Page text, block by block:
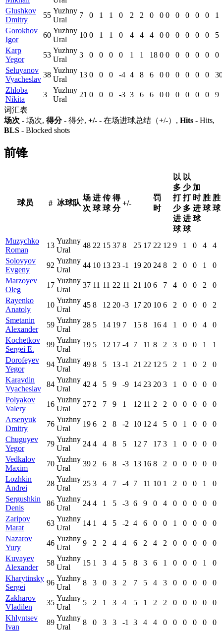
Glushkov
Dmitry
55
Yuzhny
Ural
7 0 1 1 0 2 2 0 0 0 0 0 0 0
1
Gorokhov
Igor
60
Yuzhny
Ural
10 0 1 1 0 4 4 4 0 0 0 0 0 0
5
Karp
Yegor
53
Yuzhny
Ural
3 0 0 0 0 1 1 18 0 0 0 0 0 0
0
Seluyanov
Vyacheslav
38
Yuzhny
Ural
13 0 0 0 -4 4 8 6 0 0 0 0 0 0
Zhloba
Nikita
3
Yuzhny
Ural
21 0 0 0 -3 3 6 6 0 0 0 0 0 0
9
词汇表
场次 - 场次, 得分- 得分, +/- - 在场进球总结（+/-）, Hits - Hits,
BLS - Blocked shots
前锋
球员 # 冰球队
场
次
进
球
传
球
得
分
+/-
罚
时
以
多
打
少
进
球
以
少
打
多
进
球
加
时
进
球
胜
球
胜
球
Muzychko
Roman
13
Yuzhny
Ural
48 22 15 37 8 25 17 22 12 9 1 0 4
4
Solovyov
Evgeny
92
Yuzhny
Ural
44 10 13 23 -1 19 20 24 8 2 0 0 1
0
Marzoyev
Oleg
17
Yuzhny
Ural
37 11 11 22 11 21 10 6 7 4 0 0 2
0
Rayenko
Anatoly
10
Yuzhny
Ural
45 8 12 20 -3 17 20 10 6 2 0 0 0
2
Smetanin
Alexander
59
Yuzhny
Ural
28 5 14 19 7 15 8 16 4 1 0 0 4
0
Kochetkov
Sergei E.
99
Yuzhny
Ural
19 5 12 17 -4 7 11 8 2 3 0 0 1
1
Dorofeyev
Yegor
94
Yuzhny
Ural
49 8 5 13 -1 21 22 12 5 2 1 0 2
0
Karavdin
Vyacheslav
84
Yuzhny
Ural
42 4 5 9 -9 14 23 20 3 1 0 0 0
0
Polyakov
Valery
16
Yuzhny
Ural
27 2 7 9 1 12 11 2 2 0 0 0 0
0
Arsenyuk
Dmitry
76
Yuzhny
Ural
19 6 2 8 -2 10 12 4 5 0 1 0 0
0
Chuguyev
Yegor
79
Yuzhny
Ural
24 4 4 8 5 12 7 17 3 1 0 0 0
0
Vedkalov
Maxim
70
Yuzhny
Ural
39 2 6 8 -3 13 16 8 2 0 0 0 0
0
Lozhkin
Andrei
28
Yuzhny
Ural
25 3 4 7 -4 7 11 10 1 2 0 0 1
0
Sergushkin
Denis
86
Yuzhny
Ural
24 4 1 5 -3 6 9 0 4 0 0 0 0
0
Zaripov
Marat
63
Yuzhny
Ural
14 1 4 5 -2 4 6 0 0 1 0 0 0
0
Nazarov
Yury
46
Yuzhny
Ural
9 2 2 4 4 6 2 4 2 0 0 0 0
0
Kuvayev
Alexander
58
Yuzhny
Ural
15 1 3 4 5 8 3 6 1 0 0 0 1
0
Kharytinsky
Sergei
96
Yuzhny
Ural
8 3 0 3 2 7 5 4 3 0 0 0 0
0
Zakharov
Vladilen
35
Yuzhny
Ural
5 2 1 3 4 5 1 2 2 0 0 0 0
0
Khlyntsev
Ivan
89
Yuzhny
Ural
8 0 3 3 -1 3 4 4 0 0 0 0 0
0